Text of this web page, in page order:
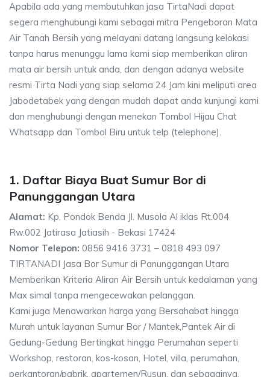
Apabila ada yang membutuhkan jasa TirtaNadi dapat
segera menghubungi kami sebagai mitra Pengeboran Mata
Air Tanah Bersih yang melayani datang langsung kelokasi
tanpa harus menunggu lama kami siap memberikan aliran
mata air bersih untuk anda, dan dengan adanya website
resmi Tirta Nadi yang siap selama 24 Jam kini meliputi area
Jabodetabek yang dengan mudah dapat anda kunjungi kami
dan menghubungi dengan menekan Tombol Hijau Chat
Whatsapp dan Tombol Biru untuk telp (telephone).
1. Daftar Biaya Buat Sumur Bor di
Panunggangan Utara
Alamat: Kp. Pondok Benda Jl. Musola Al iklas Rt.004
Rw.002 Jatirasa Jatiasih - Bekasi 17424
Nomor Telepon: 0856 9416 3731 – 0818 493 097
TIRTANADI Jasa Bor Sumur di Panunggangan Utara
Memberikan Kriteria Aliran Air Bersih untuk kedalaman yang
Max simal tanpa mengecewakan pelanggan.
Kami juga Menawarkan harga yang Bersahabat hingga
Murah untuk layanan Sumur Bor / Mantek,Pantek Air di
Gedung-Gedung Bertingkat hingga Perumahan seperti
Workshop, restoran, kos-kosan, Hotel, villa, perumahan,
perkantoran/pabrik, apartemen/Rusun, dan sebagainya.